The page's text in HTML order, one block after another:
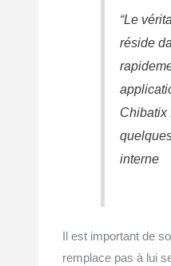
“Le
réside
Chibatix
interne
Il est important de
remplace pas à lui